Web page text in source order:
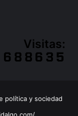
Visitas:
política y sociedad